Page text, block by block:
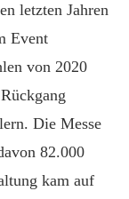
letzten Jahren
Event
von 2020
Die Messe
82.000
kam auf